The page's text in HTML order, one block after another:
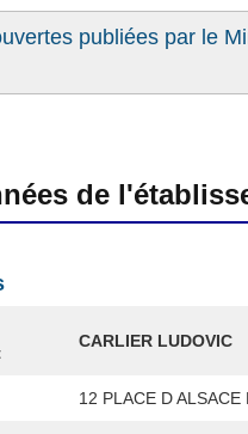
publiées par le
de
CARLIER LUDOVIC
12 PLACE D ALSACE